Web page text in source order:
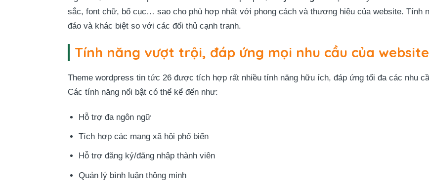
sắc, font chữ, bố cục… sao cho phù hợp nhất với phong cách và thương hiệu của website. Tính
đáo và khác biệt so với các đối thủ cạnh tranh.
Tính năng vượt trội, đáp ứng mọi nhu cầu của
Theme wordpress tin tức 26 được tích hợp rất nhiều tính năng hữu ích, đáp ứng tối đa các nhu
Các tính năng nổi bật có thể kể đến như:
Hỗ trợ đa ngôn ngữ
Tích hợp các mạng xã hội phổ biến
Hỗ trợ đăng ký/đăng nhập thành viên
Quản lý bình luận thông minh